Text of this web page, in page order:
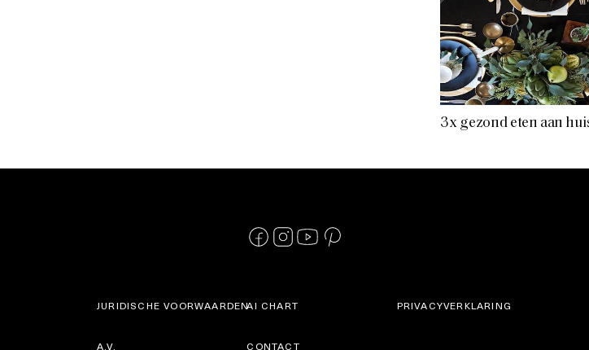
3 x gezond eten aan
JURIDISCHE VOORWAARDEN
A.V.
AI CHART
CONTACT
PRIVACYVERKLARING